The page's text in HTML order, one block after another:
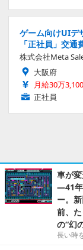
ゲーム向けUIデ
「正社員」交
株式会社Meta
大阪府
月給30万
正社員
車が
―41年
ー。
前、
の“幻
長い時